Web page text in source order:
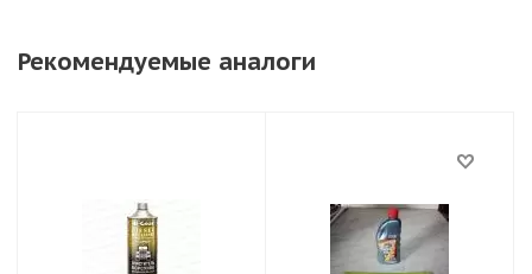
Рекомендуемые аналоги